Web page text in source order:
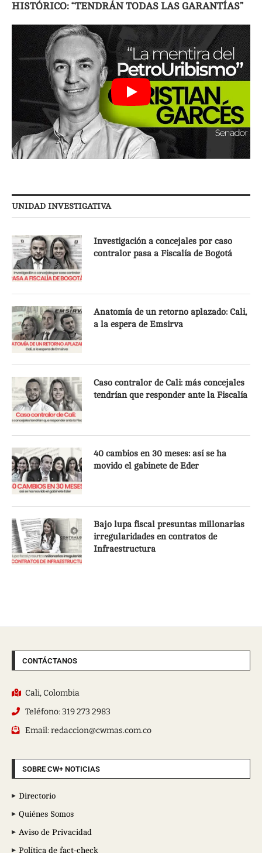
HISTÓRICO: “TENDRÁN TODAS LAS GARANTÍAS”
UNIDAD INVESTIGATIVA
Investigación a concejales por caso
contralor pasa a Fiscalía de Bogotá
Anatomía de un retorno aplazado: Cali,
a la espera de Emsirva
Caso contralor de Cali: más concejales
tendrían que responder ante la Fiscalía
40 cambios en 30 meses: así se ha
movido el gabinete de Eder
Bajo lupa fiscal presuntas millonarias
irregularidades en contratos de
Infraestructura
CONTÁCTANOS
Cali, Colombia
Teléfono: 319 273 2983
Email: redaccion@cwmas.com.co
SOBRE CW+ NOTICIAS
Directorio
Quiénes Somos
Aviso de Privacidad
Política de fact-check